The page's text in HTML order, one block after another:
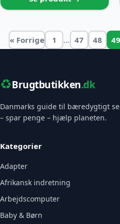
« Forrige 1 … 47 48 49
♻️Brugtbutikken.dk
Danmarks guide til bæredygtigt
– spar penge – hjælp planeten.
Kategorier
Adapter
Afrikansk indretning
Arbejdscomputer
Baby & Børn